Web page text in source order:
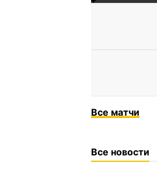
Все матчи
Все новости